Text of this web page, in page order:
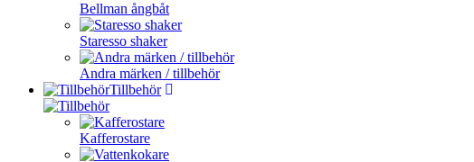
Bellman ångbåt
Staresso shaker
Andra märken / tillbehör
Tillbehör
Kafferostare